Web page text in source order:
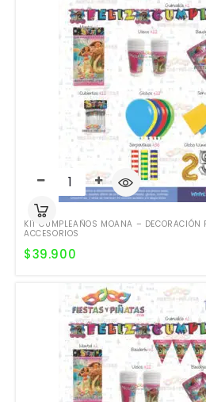
KIT CUMPLEAÑOS MOANA – DECORACIÓN
ACCESORIOS
$39.900